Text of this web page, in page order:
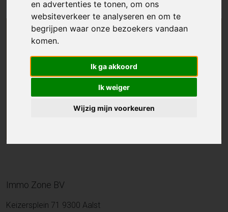
en advertenties te tonen, om ons
websiteverkeer te analyseren en om te
begrijpen waar onze bezoekers vandaan
komen.
Ik ga akkoord
Ik weiger
Wijzig mijn voorkeuren
We helpen u graag zoeken
Maak hier een zoekprofiel aan en we houden u op
de hoogte van passend aanbod.
Immo Zone BV
Keizersplein 71 9300 Aalst